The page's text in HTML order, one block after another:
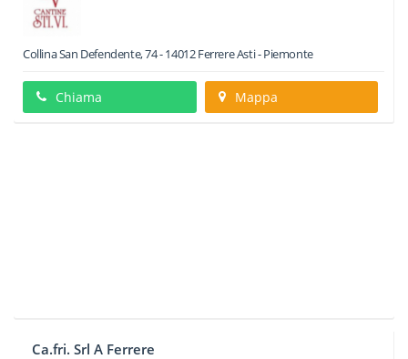
Collina San Defendente, 74-14012FerrereAsti -Piemonte
Chiama Mappa
Ca.fri. Srl A Ferrere